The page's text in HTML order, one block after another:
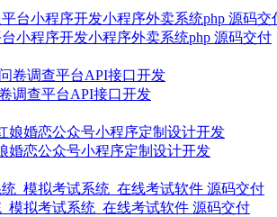
小程序开发小程序外卖系统php 源码交付
调查平台API接口开发
婚恋公众号小程序定制设计开发
模拟考试系统_在线考试软件 源码交付